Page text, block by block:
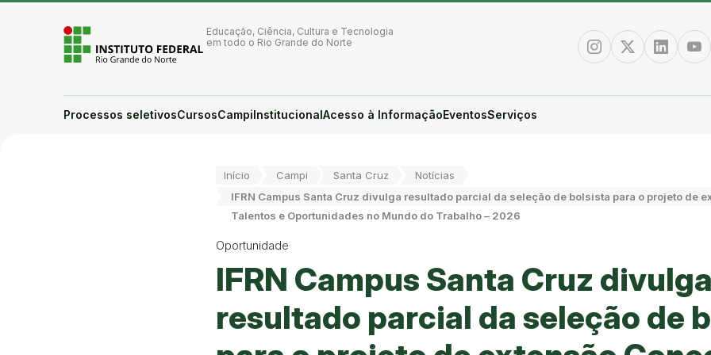
Ir para a página inicial
Ir para a busca
Ir para o menu principal
Ir para o conteúdo
Alto contraste
Login da Área Administrativa
Educação, Ciência, Cultura e Tecnologia
em todo o Rio Grande do Norte
InstagramTwitter/XLinkedin
Processos seletivosCursosCampiInstitucionalAcesso à InformaçãoEventosServiços
Você está aqui:
Início Campi Santa Cruz
Notícias
IFRN Campus Santa Cruz divulga resultado parcial da seleção de bolsista para o projeto de
Talentos e Oportunidades no Mundo do Trabalho – 2026
Oportunidade
IFRN Campus Santa Cruz divulga
resultado parcial da seleção de